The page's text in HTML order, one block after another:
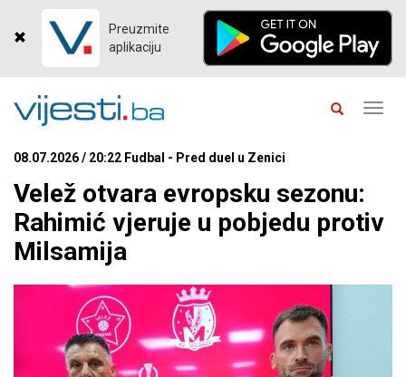
Preuzmite
aplikaciju
08.07.2026 / 20:22 Fudbal - Pred duel u Zenici
Velež otvara evropsku sezonu:
Rahimić vjeruje u pobjedu protiv
Milsamija